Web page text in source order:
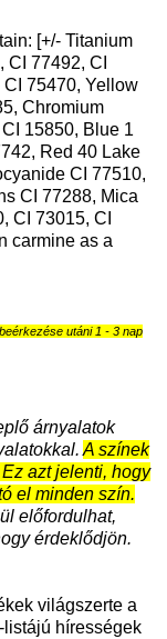
[+/- Titanium
77492, CI
75470, Yellow
Chromium
15850, Blue 1
Red 40 Lake
CI 77510,
CI 77288, Mica
CI 73015, CI
carmine as a
utáni 1 - 3 nap
árnyalatok
A színek
azt jelenti, hogy
el minden szín.
előfordulhat,
érdeklődjön.
világszerte a
listájú hírességek